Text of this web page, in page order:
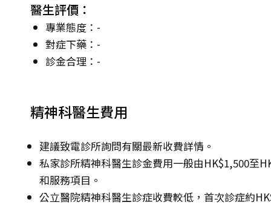
醫生評價：
專業態度：-
對症下藥：-
診金合理：-
精神科醫生費用
建議致電診所詢問有關最新收費詳情。
私家診所精神科醫生診金費用一般由HK$1,500至
和服務項目。
公立醫院精神科醫生診症收費較低，首次診症約